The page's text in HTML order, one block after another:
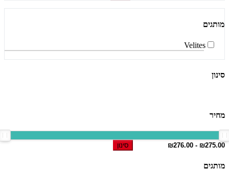
מותגים
Velites
סינון
מחיר
סינון
מותגים